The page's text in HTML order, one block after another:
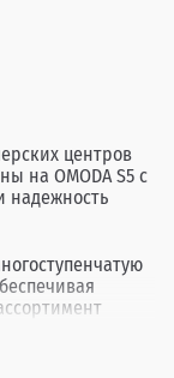
центров
на OMODA S5 с
надежность
клиента.